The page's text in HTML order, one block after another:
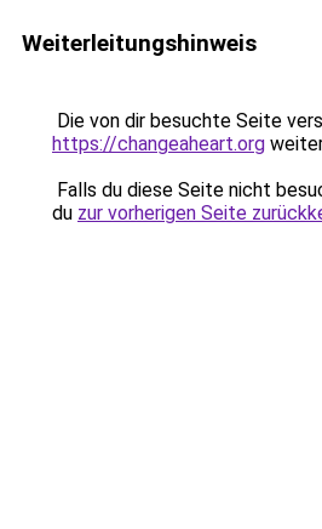
Weiterleitungshinweis
Die von dir besuchte Seite
https://changeaheart.org
Falls du diese Seite nicht
du zur vorherigen Seite